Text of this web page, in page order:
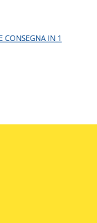
CONSEGNA IN 1